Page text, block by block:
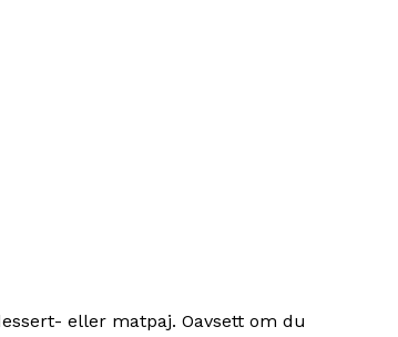
eller matpaj. Oavsett om du